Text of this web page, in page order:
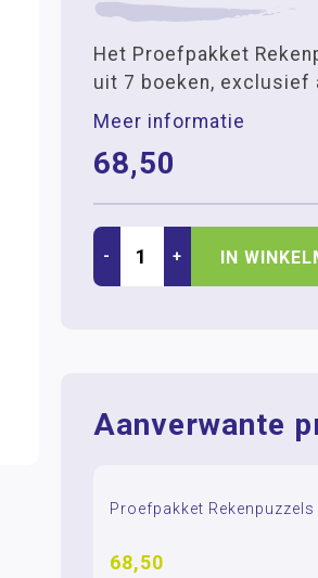
Het Proefpakket
uit 7 boeken, exclusief
Meer informatie
68,50
- + IN
Aanverwante
Proefpakket Rekenpuzzels
68,50